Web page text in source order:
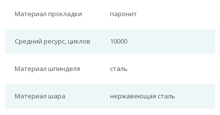
Материал прокладки паронит
Средний ресурс, циклов 10000
Материал шпинделя сталь
Материал шара нержавеющая сталь